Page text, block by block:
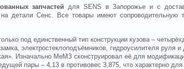
запчастей для SENS в Запорожье и с
детали Сенс. Все товары имеют сопроводительную
под единственный тип конструкции кузова –
электростеклоподъёмников, гидроусилителя руля и
Изначально МеМЗ сконструировал её для
пары – 4,13 в противовес 3,875, что характерно для